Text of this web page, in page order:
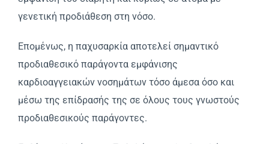
γενετική προδιάθεση στη νόσο.
Επομένως, η παχυσαρκία αποτελεί σημαντικό
προδιαθεσικό παράγοντα εμφάνισης
καρδιοαγγειακών νοσημάτων τόσο άμεσα όσο και
μέσω της επίδρασής της σε όλους τους γνωστούς
προδιαθεσικούς παράγοντες.